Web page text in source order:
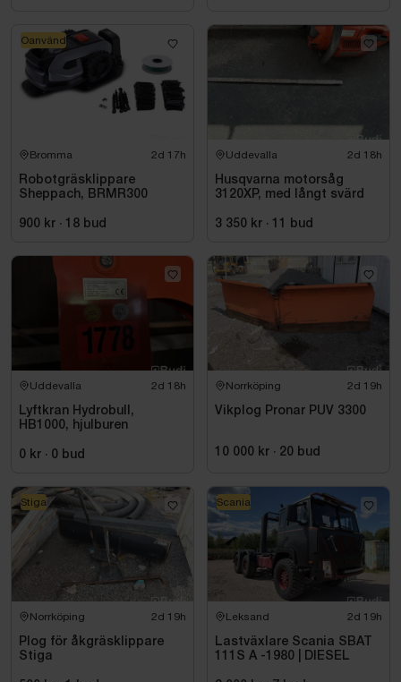
Bromma 2d 17h
Robotgräsklippare
Sheppach, BRMR300
900 kr · 18 bud
Oanvänd
Uddevalla 2d 18h
Husqvarna motorsåg
3120XP, med långt svärd
3 350 kr · 11 bud
Uddevalla 2d 18h
Lyftkran Hydrobull,
HB1000, hjulburen
0 kr · 0 bud
Norrköping 2d 19h
Vikplog Pronar PUV 3300
10 000 kr · 20 bud
Norrköping 2d 19h
Plog för åkgräsklippare
Stiga
Stiga
Leksand 2d 19h
Lastväxlare Scania SBAT
111S A -1980 | DIESEL
Scania